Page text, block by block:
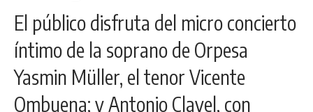
El público disfruta del micro concierto
íntimo de la soprano de Orpesa
Yasmin Müller, el tenor Vicente
Ombuena; y Antonio Clavel, con